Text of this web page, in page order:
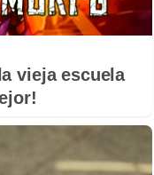
vieja escuela